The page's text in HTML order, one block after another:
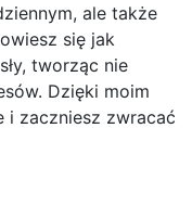
ale także
się jak
tworząc nie
Dzięki moim
i zaczniesz zwracać